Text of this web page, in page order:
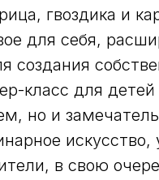
гвоздика и
для себя,
создания
класс для
но и
в свою